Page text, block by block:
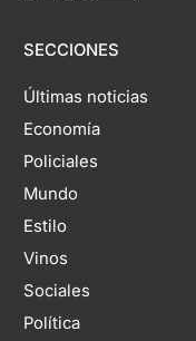
SECCIONES
Últimas noticias
Economía
Policiales
Mundo
Estilo
Vinos
Sociales
Política